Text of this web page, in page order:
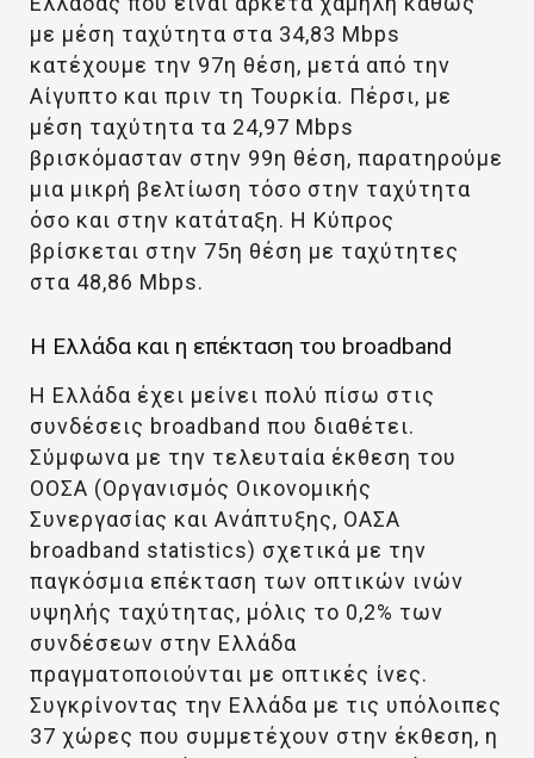
με μέση ταχύτητα στα 34,83 Mbps
κατέχουμε την 97η θέση, μετά από την
Αίγυπτο και πριν τη Τουρκία. Πέρσι, με
μέση ταχύτητα τα 24,97 Mbps
βρισκόμασταν στην 99η θέση, παρατηρούμε
μια μικρή βελτίωση τόσο στην ταχύτητα
όσο και στην κατάταξη. Η Κύπρος
βρίσκεται στην 75η θέση με ταχύτητες
στα 48,86 Mbps.
Η Ελλάδα και η επέκταση του broadband
Η Ελλάδα έχει μείνει πολύ πίσω στις
συνδέσεις broadband που διαθέτει.
Σύμφωνα με την τελευταία έκθεση του
ΟΟΣΑ (Οργανισμός Οικονομικής
Συνεργασίας και Ανάπτυξης, ΟΑΣΑ
broadband statistics) σχετικά με την
παγκόσμια επέκταση των οπτικών ινών
υψηλής ταχύτητας, μόλις το 0,2% των
συνδέσεων στην Ελλάδα
πραγματοποιούνται με οπτικές ίνες.
Συγκρίνοντας την Ελλάδα με τις υπόλοιπες
37 χώρες που συμμετέχουν στην έκθεση, η